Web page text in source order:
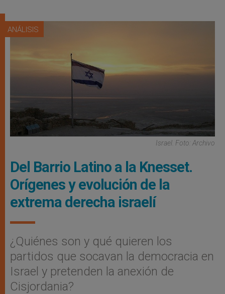
ANÁLISIS
Israel. Foto: Archivo
Del Barrio Latino a la Knesset.
Orígenes y evolución de la
extrema derecha israelí
¿Quiénes son y qué quieren los
partidos que socavan la democracia en
Israel y pretenden la anexión de
Cisjordania?